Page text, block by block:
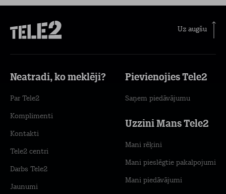
Uz augšu
Neatradi, ko meklēji?
Par Tele2
Komplimenti
Kontakti
Tele2 centri
Darbs Tele2
Jaunumi
Pievienojies Tele2
Saņem piedāvājumu
Uzzini Mans Tele2
Mani rēķini
Mani pieslēgtie pakalpojumi
Mani piedāvājumi